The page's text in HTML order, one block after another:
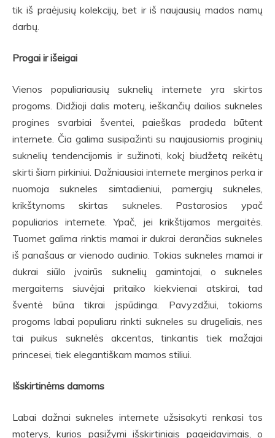
tik iš praėjusių kolekcijų, bet ir iš naujausių mados namų
darbų.
Progai ir išeigai
Vienos populiariausių suknelių internete yra skirtos
progoms. Didžioji dalis moterų, ieškančių dailios sukneles
progines svarbiai šventei, paieškas pradeda būtent
internete. Čia galima susipažinti su naujausiomis proginių
suknelių tendencijomis ir sužinoti, kokį biudžetą reikėtų
skirti šiam pirkiniui. Dažniausiai internete merginos perka ir
nuomoja sukneles simtadieniui, pamergių sukneles,
krikštynoms skirtas sukneles. Pastarosios ypač
populiarios internete. Ypač, jei krikštijamos mergaitės.
Tuomet galima rinktis mamai ir dukrai derančias sukneles
iš panašaus ar vienodo audinio. Tokias sukneles mamai ir
dukrai siūlo įvairūs suknelių gamintojai, o sukneles
mergaitems siuvėjai pritaiko kiekvienai atskirai, tad
šventė būna tikrai įspūdinga. Pavyzdžiui, tokioms
progoms labai populiaru rinkti sukneles su drugeliais, nes
tai puikus suknelės akcentas, tinkantis tiek mažajai
princesei, tiek elegantiškam mamos stiliui.
Išskirtinėms damoms
Labai dažnai sukneles internete užsisakyti renkasi tos
moterys, kurios pasižymi išskirtiniais pageidavimais, o